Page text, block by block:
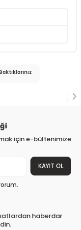
için e-bültenimize
KAYIT OL
haberdar